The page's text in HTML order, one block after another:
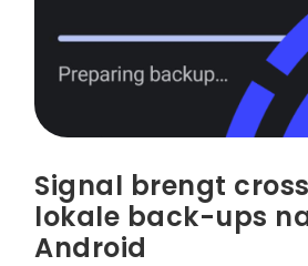
Signal brengt
lokale back-ups
Android